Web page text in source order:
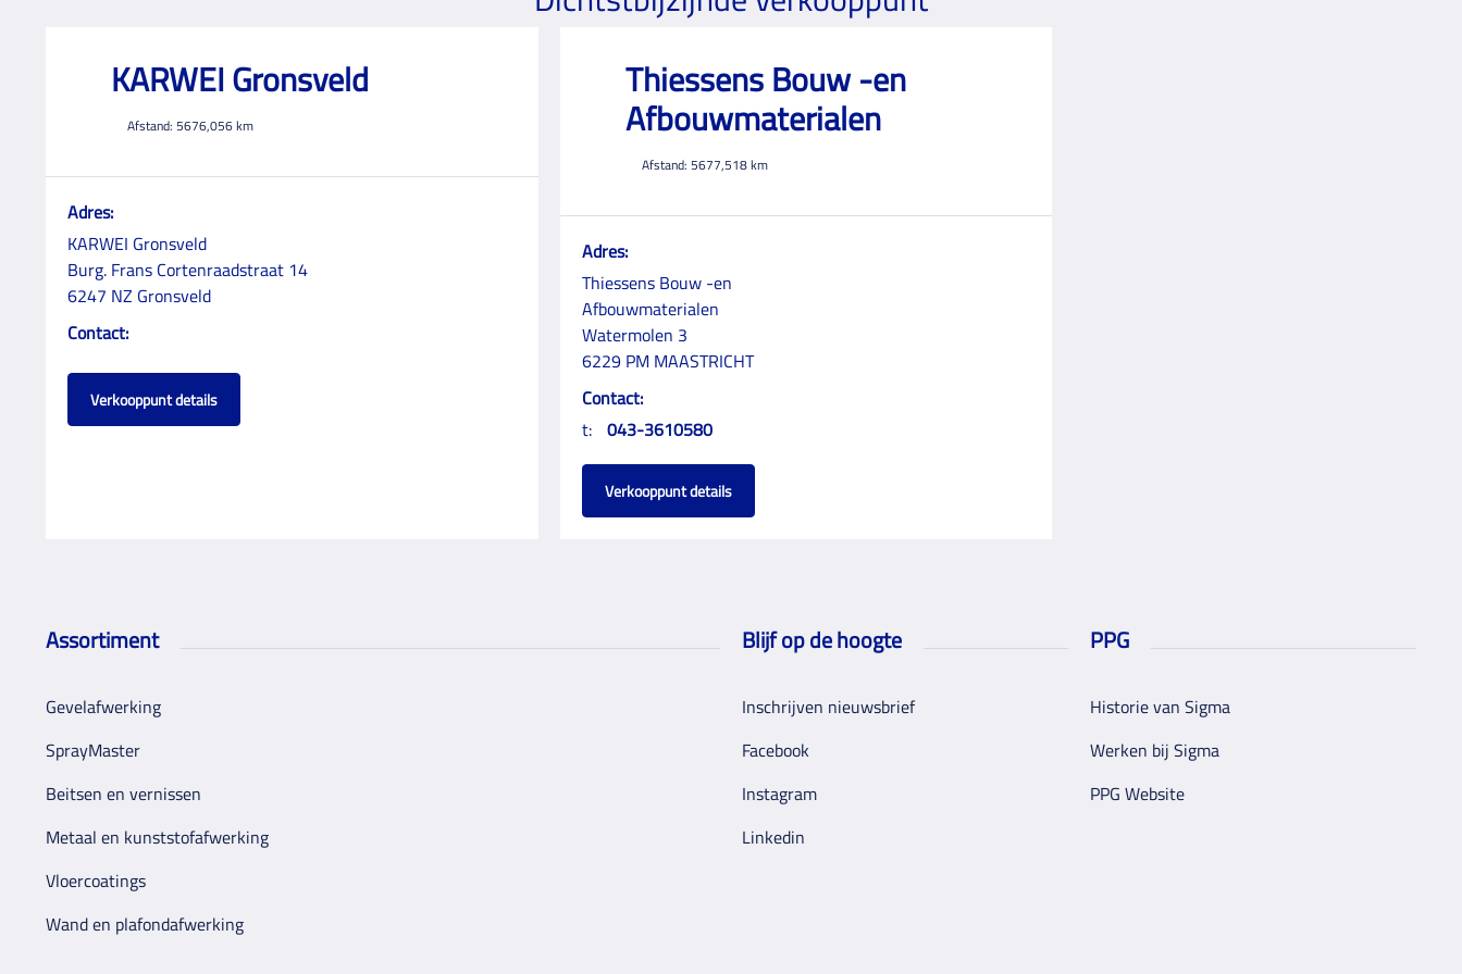
KARWEI Gronsveld
Afstand: 5676,056km
Adres:
KARWEI Gronsveld
Burg. Frans Cortenraadstraat 14
6247 NZ Gronsveld
Contact:
Verkooppunt details
Thiessens Bouw -en
Afbouwmaterialen
Afstand: 5677,518km
Adres:
Thiessens Bouw -en
Afbouwmaterialen
Watermolen 3
6229 PM MAASTRICHT
Contact:
t: 043-3610580
Verkooppunt details
Assortiment
Gevelafwerking
SprayMaster
Beitsen en vernissen
Metaal en kunststofafwerking
Vloercoatings
Wand en plafondafwerking
Blijf op de hoogte
Inschrijven nieuwsbrief
Facebook
Instagram
Linkedin
PPG
Historie van Sigma
Werken bij Sigma
PPG Website